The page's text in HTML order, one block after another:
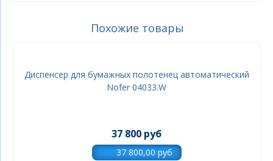
Похожие товары
Диспенсер для бумажных полотенец автоматический
Nofer 04033.W
37 800 руб